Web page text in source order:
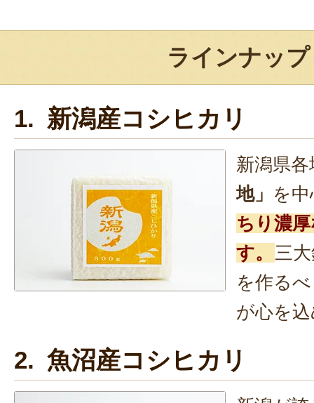
ラインナップ
1. 新潟産コシヒカリ
新潟県各
地」
を
ちり濃
す。
三
を作る
が心を
2. 魚沼産コシヒカリ